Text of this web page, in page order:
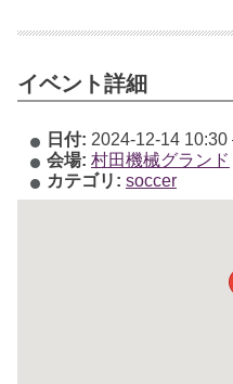
イベント詳細
日付: 2024-12-14 10:30
会場: 村田機械グランド
カテゴリ: soccer